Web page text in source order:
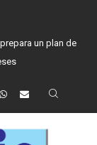
un plan de